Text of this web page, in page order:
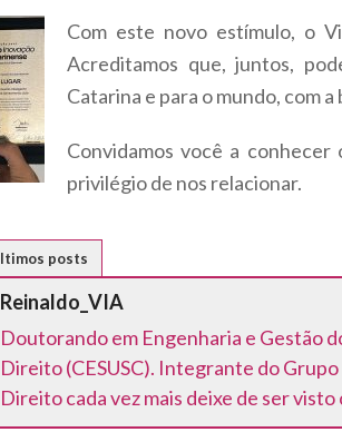
Com este novo estímulo, o
Acreditamos que, juntos,
Catarina e para o mundo, com
Convidamos você a
privilégio de nos relacionar.
Reinaldo_VIA
Doutorando em Engenharia e Gestão
Direito (CESUSC). Integrante do
Direito cada vez mais deixe de ser